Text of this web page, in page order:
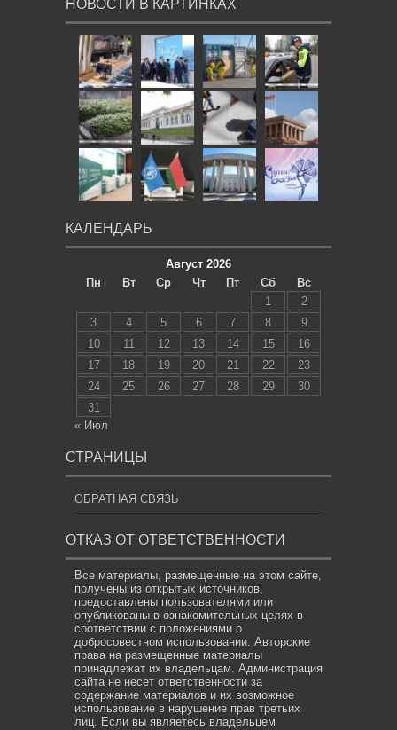
НОВОСТИ В КАРТИНКАХ
КАЛЕНДАРЬ
Август 2026
Пн
Вт Ср Чт Пт Сб
Вс
1
2
3
4 5 6 7 8
9
10
11 12 13 14 15
16
17
18 19 20 21 22
23
24
25 26 27 28 29
30
31
« Июл
СТРАНИЦЫ
ОБРАТНАЯ СВЯЗЬ
ОТКАЗ ОТ ОТВЕТСТВЕННОСТИ
Все материалы, размещенные на этом сайте,
получены из открытых источников,
предоставлены пользователями или
опубликованы в ознакомительных целях в
соответствии с положениями о
добросовестном использовании. Авторские
права на размещенные материалы
принадлежат их владельцам. Администрация
сайта не несет ответственности за
содержание материалов и их возможное
использование в нарушение прав третьих
лиц. Если вы являетесь владельцем